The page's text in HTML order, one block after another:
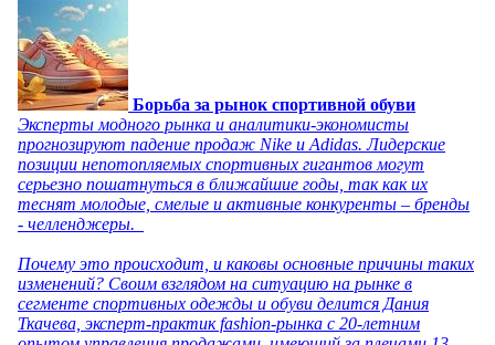
Борьба за рынок спортивной обуви
Эксперты модного рынка и аналитики-экономисты
прогнозируют падение продаж Nike и Adidas. Лидерские
позиции непотопляемых спортивных гигантов могут
серьезно пошатнуться в ближайшие годы, так как их
теснят молодые, смелые и активные конкуренты – бренды
- челленджеры.
Почему это происходит, и каковы основные причины таких
изменений? Своим взглядом на ситуацию на рынке в
сегменте спортивных одежды и обуви делится Дания
Ткачева, эксперт-практик fashion-рынка с 20-летним